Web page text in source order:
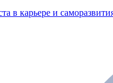
в карьере и